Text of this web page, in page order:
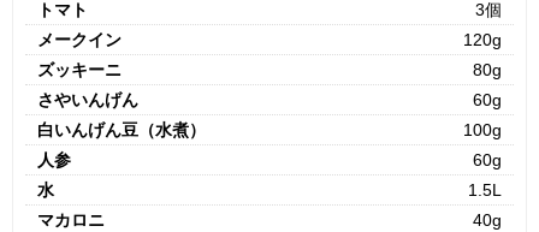
トマト
3個
メークイン
120g
ズッキーニ
80g
さやいんげん
60g
白いんげん豆（水煮）
100g
人参
60g
水
1.5L
マカロニ
40g